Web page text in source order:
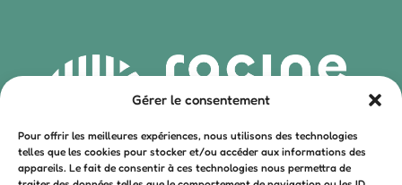
Gérer le consentement
Pour offrir les meilleures expériences, nous utilisons des technologies
telles que les cookies pour stocker et/ou accéder aux informations des
appareils. Le fait de consentir à ces technologies nous permettra de
Mentions légales – Politique de confidentialité
CGV ACC – CGV clients non résidentiels